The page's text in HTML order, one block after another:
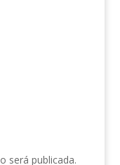
será publicada.